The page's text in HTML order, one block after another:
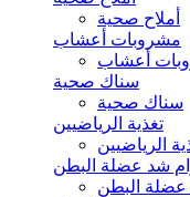
أملاح صحية
مشروبات أعشاب
أعشاب
سناك صحية
سناك صحية
تغذية الرياضيين
الرياضيين
شد عضلة البطن
البطن